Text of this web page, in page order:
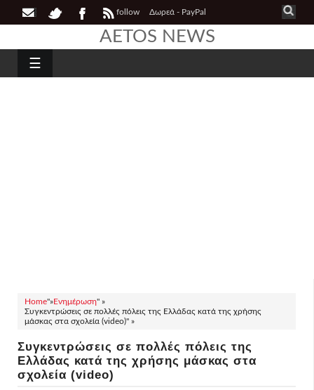
follow Δωρεά - PayPal
AETOS NEWS
☰
Home"»Ενημέρωση" »
Συγκεντρώσεις σε πολλές πόλεις της Ελλάδας κατά της χρήσης
μάσκας στα σχολεία (video)" »
Συγκεντρώσεις σε πολλές πόλεις της
Ελλάδας κατά της χρήσης μάσκας στα
σχολεία (video)